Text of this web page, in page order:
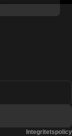
Integritetspolicy